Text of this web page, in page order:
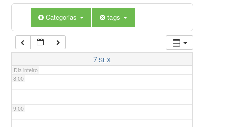
Categorias tags
7SEX
Dia inteiro
7:00
8:00
9:00